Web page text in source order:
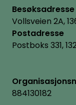
Besøksadresse
Vollsveien 2A,
Postadresse
Postboks 331,
884130182